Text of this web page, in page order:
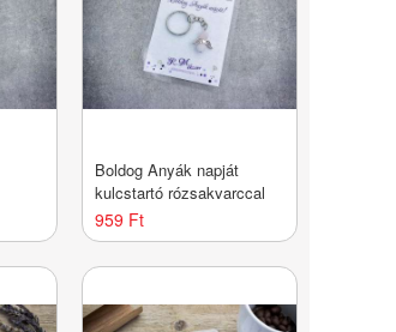
Boldog Anyák napját
kulcstartó rózsakvarccal
959 Ft